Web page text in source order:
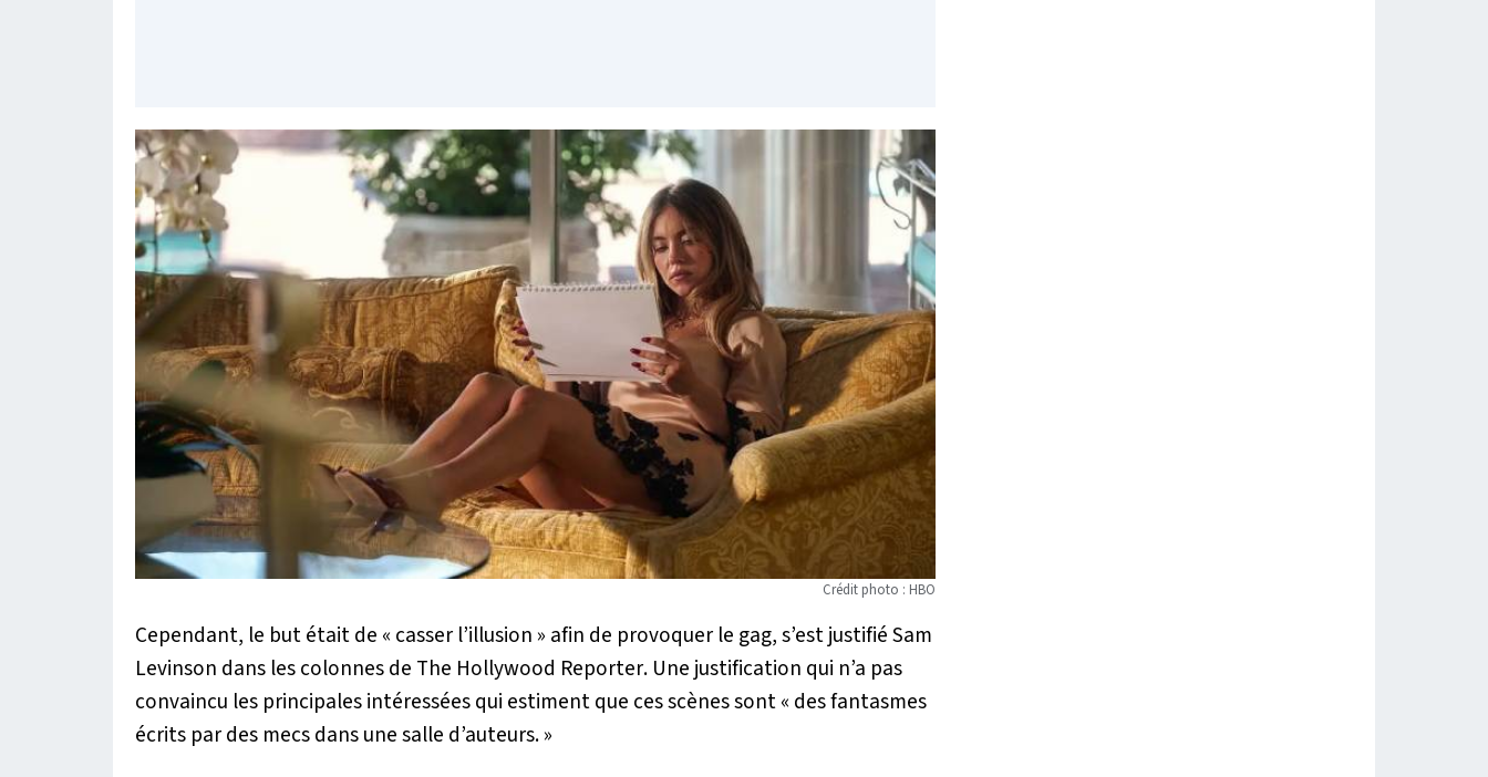
Crédit photo : HBO
Cependant, le but était de « casser l’illusion » afin de provoquer le gag, s’est justifié Sam
Levinson dans les colonnes de The Hollywood Reporter. Une justification qui n’a pas
convaincu les principales intéressées qui estiment que ces scènes sont « des fantasmes
écrits par des mecs dans une salle d’auteurs. »